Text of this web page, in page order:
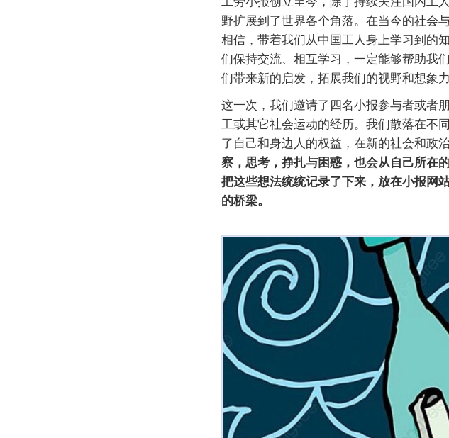
野扩展到了世界各个角落。在当今的社会
相信，带着我们从中国工人身上学习到的
们保持交流、相互学习，一定能够帮助我
们带来新的启发，拓展我们的视野和想象
这一次，我们邀请了四名小报参与者或者
工或其它社会运动的经历。我们散落在不
了自己和身边人的权益，在新的社会和政治
察，思考，挣扎与困惑，也会从自己所在
把这些想法统统记录了下来，放在小报网
的桥梁。